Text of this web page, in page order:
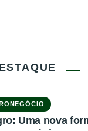
Uma nova